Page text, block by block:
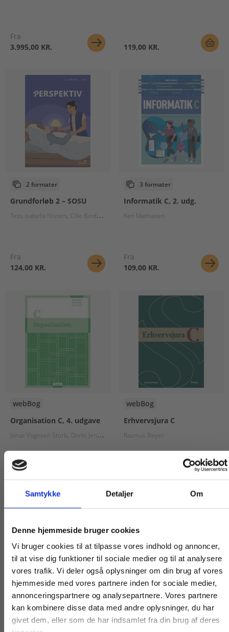
Samtykke Detaljer Om
Denne hjemmeside bruger cookies
Vi bruger cookies til at tilpasse vores indhold og annoncer,
til at vise dig funktioner til sociale medier og til at analysere
vores trafik. Vi deler også oplysninger om din brug af vores
hjemmeside med vores partnere inden for sociale medier,
annonceringspartnere og analysepartnere. Vores partnere
kan kombinere disse data med andre oplysninger, du har
givet dem, eller som de har indsamlet fra din brug af deres
Fra
3.995,00 KR.
119,00 KR.
2 formater
Grundforløb 2 – SOSU
Tess Isabella Nissen Cille Bindslev Rosentoft Carsten Fog Hansen
Fra
124,00 KR.
3 formater
Informatik C, 2. udg.
Ken Mathiasen
Fra
109,00 KR.
webBog
Organisation C, 4. udgave
Jonas Vognsen Stork Dorte Jensen Balalli Dégas
Fra
125,00 KR.
webBog
Erhvervsjura C
Rasmus Beyer
205,00 KR.
2 formater webBog
Køb læremidler og find masterclasses mm.
Fortsæt som:
For privatkunder og
studerende. Du får
vist priser inkl.
For institutioner og
virksomheder. Du
får vist priser ekskl.